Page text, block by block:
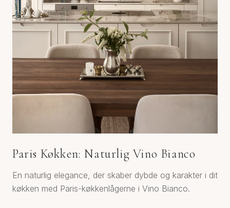
Paris Køkken: Naturlig Vino Bianco
En naturlig elegance, der skaber dybde og karakter i dit
køkken med Paris-køkkenlågerne i Vino Bianco.